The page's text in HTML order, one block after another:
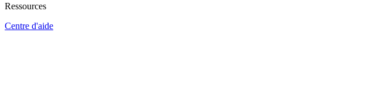
Ressources
Centre d'aide